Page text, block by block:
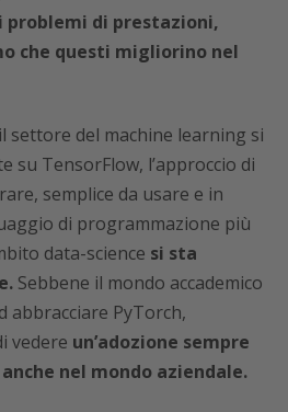
problemi di prestazioni,
che questi migliorino nel
settore del machine learning si
su TensorFlow, l’approccio di
semplice da usare e in
di programmazione più
data-science si sta
Sebbene il mondo accademico
abbracciare PyTorch,
vedere un’adozione sempre
nel mondo aziendale.